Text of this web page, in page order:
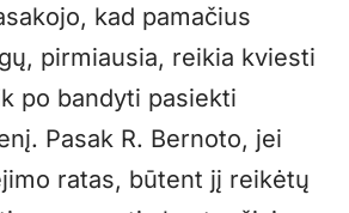
kad pamačius
pirmiausia, reikia kviesti
po bandyti pasiekti
Pasak R. Bernoto, jei
ratas, būtent jį reikėtų